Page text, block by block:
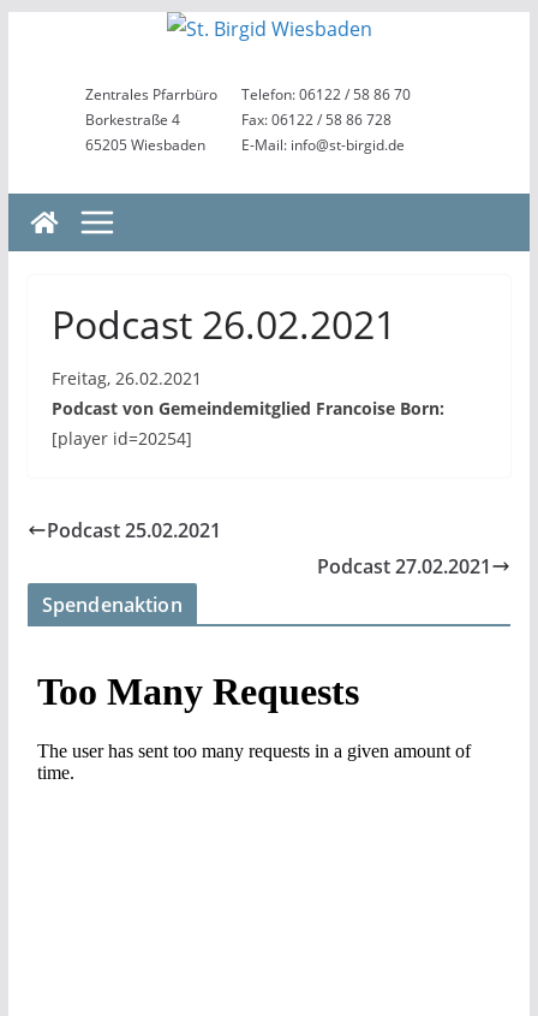
springenZentrales Pfarrbüro
Borkestraße 4
65205 Wiesbaden
Telefon: 06122 / 58 86 70
Fax: 06122 / 58 86 728
E-Mail: info@st-birgid.de
Podcast 26.02.2021
Freitag, 26.02.2021
Podcast von Gemeindemitglied Francoise Born:
[player id=20254]
Podcast 25.02.2021
Podcast 27.02.2021
Spendenaktion